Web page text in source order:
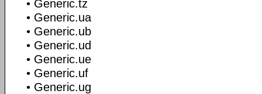
• Generic.tz
• Generic.ua
• Generic.ub
• Generic.ud
• Generic.ue
• Generic.uf
• Generic.ug